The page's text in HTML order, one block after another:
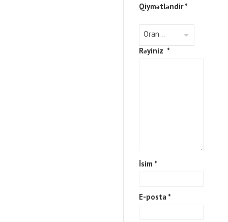
Qiymətləndir*
Rəyiniz *
İsim *
E-posta *